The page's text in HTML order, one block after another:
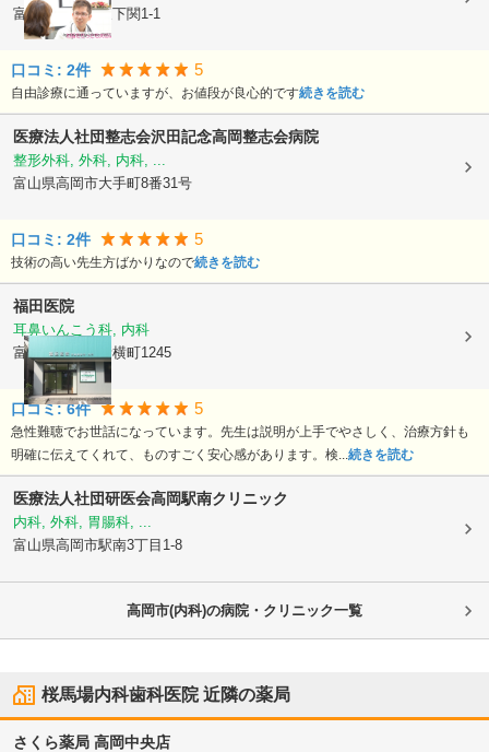
富山県高岡市東下関1-1
口コミ: 2件 5
自由診療に通っていますが、お値段が良心的です続きを読む
医療法人社団整志会沢田記念高岡整志会病院
整形外科, 外科, 内科, ...
富山県高岡市大手町8番31号
口コミ: 2件 5
技術の高い先生方ばかりなので続きを読む
福田医院
耳鼻いんこう科, 内科
富山県高岡市
新横町1245
口コミ:6件 5
急性難聴でお世話になっています。先生は説明が上手でやさしく、治療方針も
明確に伝えてくれて、ものすごく安心感があります。検...続きを読む
医療法人社団研医会高岡駅南クリニック
内科, 外科, 胃腸科, ...
富山県高岡市駅南3丁目1-8
高岡市(内科)の病院・クリニック一覧
桜馬場内科歯科医院近隣の薬局
さくら薬局 高岡中央店